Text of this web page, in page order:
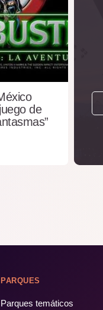
de
PARQUES
Parques temáticos